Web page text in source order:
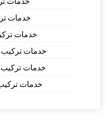
خدمات
خدمات
خدمات
خدمات
خدمات